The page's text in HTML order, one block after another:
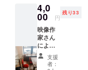
分をリ
フレッ
シュさ
せ お部
屋の浄
化にも
なりま
す。 是
ど、機
会を
作った
り、場
所を探
すのは
なかな
4,0
00 円
残り33
映像作
家さん
によ
り、当
日の映
支援
者：